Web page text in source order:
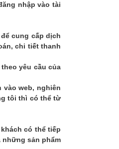
nhập vào tài
cung cấp dịch
chi tiết thanh
yêu cầu của
web, nghiên
tôi thì có thể từ
có thể tiếp
những sản phẩm